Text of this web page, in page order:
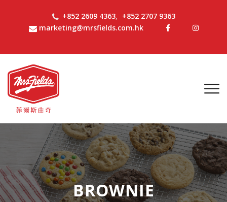
+852 2609 4363, +852 2707 9363
marketing@mrsfields.com.hk
BROWNIE